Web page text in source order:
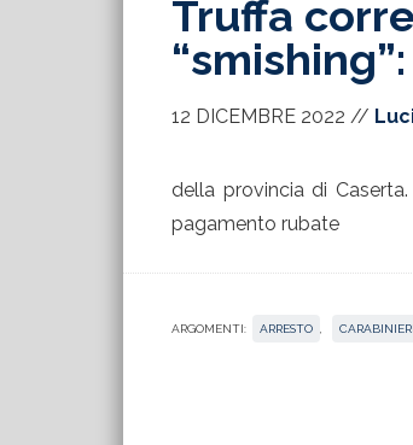
Truffa
12 DICEMBRE 2022 //
della provincia di
pagamento rubate
ARGOMENTI: ARRESTO CARABINIERI